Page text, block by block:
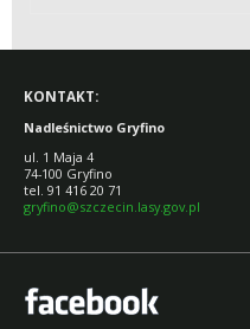
KONTAKT:
Nadleśnictwo Gryfino
ul. 1 Maja 4
74-100 Gryfino
tel. 91 416 20 71
gryfino@szczecin.lasy.gov.pl